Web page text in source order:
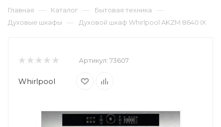
Главная — Каталог — Бытовая техника —
Духовые шкафы — Духовой шкаф Whirlpool AKZM 8640 IX
Артикул: 73607
Whirlpool